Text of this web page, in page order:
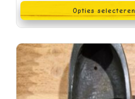
Opties selecteren
product
heeft
meerdere
variaties.
optie
kan
gekozen
worden
op
de
productpagina